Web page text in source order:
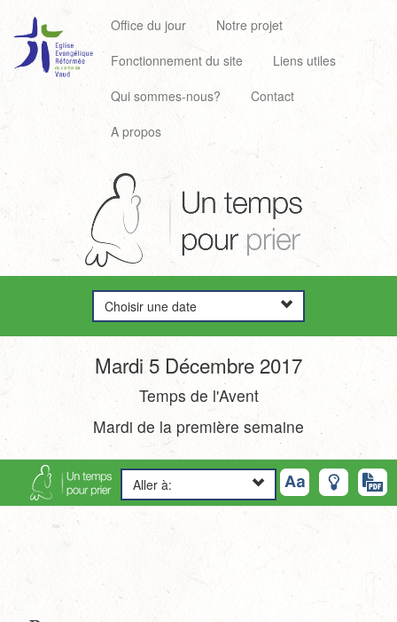
Office du jour
Notre projet
Fonctionnement du site
Liens utiles
Qui sommes-nous?
Contact
A propos
Choisir une date
Mardi 5 Décembre 2017
Temps de l'Avent
Mardi de la première semaine
Aller à: